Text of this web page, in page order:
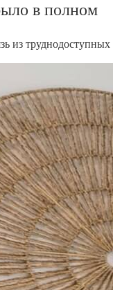
в полном
из труднодоступных